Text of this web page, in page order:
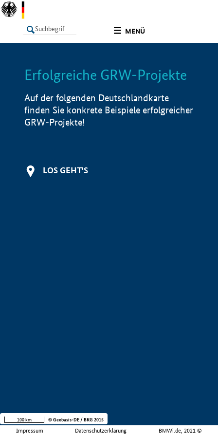
MENÜ
LISTE Info
Erfolgreiche GRW-Projekte
Auf der folgenden Deutschlandkarte
finden Sie konkrete Beispiele erfolgreicher
GRW-Projekte!
LOS GEHT'S
Impressum Datenschutzerklärung BMWi.de, 2021 ©
100 km © Geobasis-DE / BKG 2015